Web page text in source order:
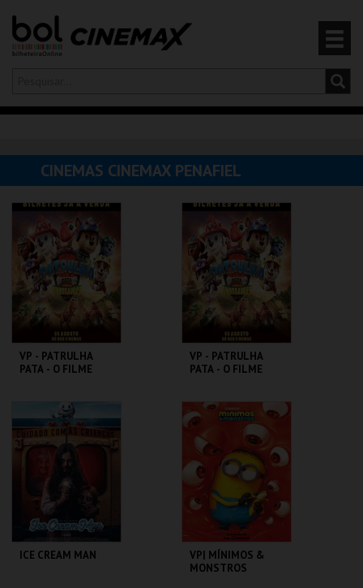
Olá,iniciar sessão
CARRINHO
EVENTOS
CARTÕES
PRODUTOS
CINEMAS CINEMAX PENAFIEL
VP - PATRULHA
PATA - O FILME
CINEMAS CINEMAX
PENAFIEL
MAIS INFO
COMPRAR
VP - PATRULHA
PATA - O FILME
CINEMAS CINEMAX
PENAFIEL
MAIS INFO
COMPRAR
ICE CREAM MAN
VP| MÍNIMOS &
MONSTROS